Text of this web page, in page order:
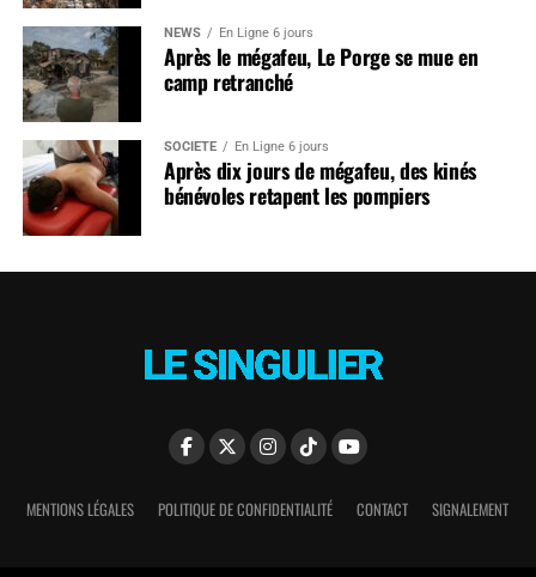
NEWS En Ligne 6 jours
Après le mégafeu, Le Porge se mue en
camp retranché
SOCIÉTÉ En Ligne 6 jours
Après dix jours de mégafeu, des kinés
bénévoles retapent les pompiers
MENTIONS LÉGALES POLITIQUE DE CONFIDENTIALITÉ CONTACT SIGNALEMENT